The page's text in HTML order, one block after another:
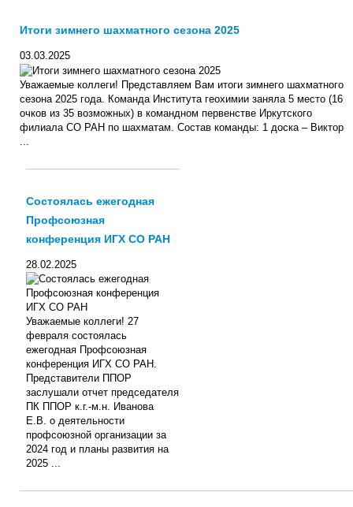
Итоги зимнего шахматного сезона 2025
03.03.2025
Уважаемые коллеги! Представляем Вам итоги зимнего шахматного
сезона 2025 года. Команда Института геохимии заняла 5 место (16
очков из 35 возможных) в командном первенстве Иркутского
филиала СО РАН по шахматам. Состав команды: 1 доска – Виктор
Состоялась ежегодная
Профсоюзная
конференция ИГХ СО РАН
28.02.2025
Уважаемые коллеги! 27
февраля состоялась
ежегодная Профсоюзная
конференция ИГХ СО РАН.
Представители ППОР
заслушали отчет председателя
ПК ППОР к.г.-м.н. Иванова
Е.В. о деятельности
профсоюзной организации за
2024 год и планы развития на
2025 ...